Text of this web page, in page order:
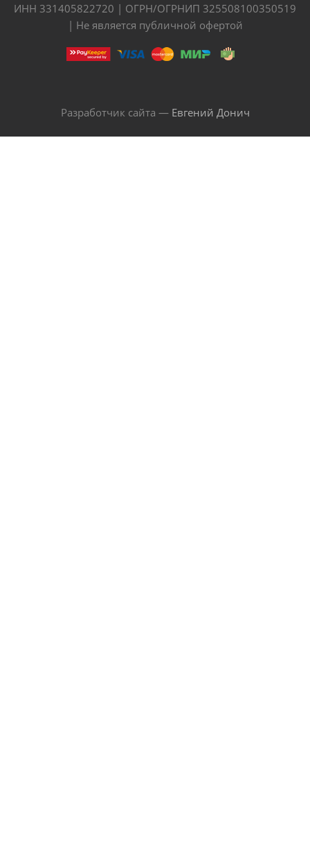
ИНН 331405822720 | ОГРН/ОГРНИП 325508100350519
| Не является публичной офертой
Разработчик сайта — Евгений Донич